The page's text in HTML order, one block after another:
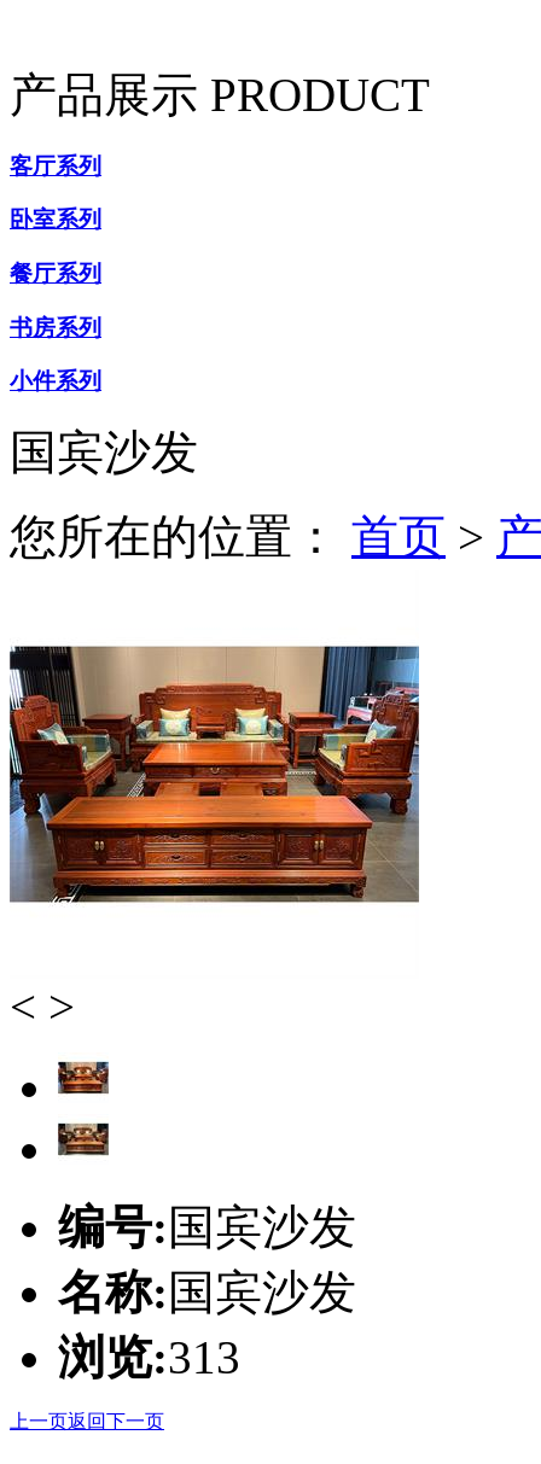
产品展示 PRODUCT
客厅系列
卧室系列
餐厅系列
书房系列
小件系列
国宾沙发
您所在的位置： 首页 >
< >
编号:国宾沙发
名称:国宾沙发
浏览:313
上一页返回下一页